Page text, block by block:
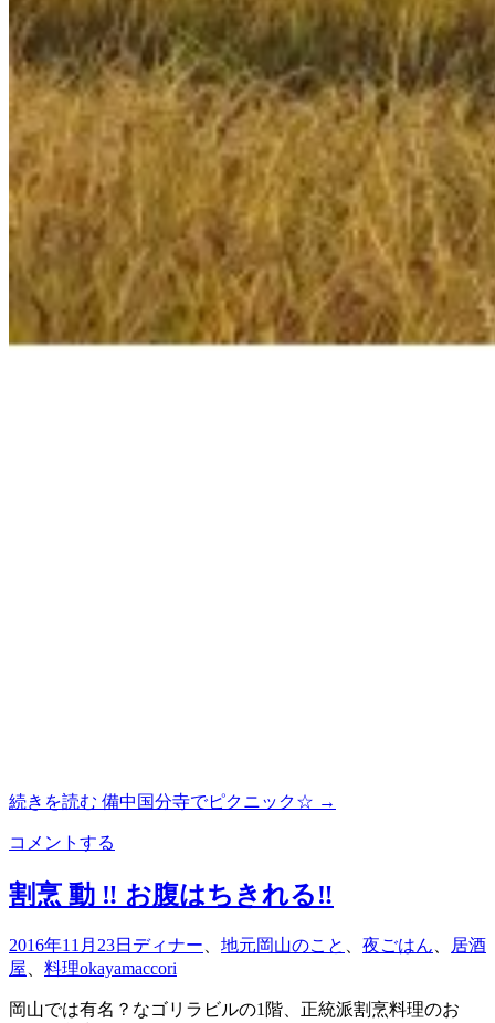
続きを読む 備中国分寺でピクニック☆ →
コメントする
割烹 動 ‼︎ お腹はちきれる‼︎
2016年11月23日 ディナー 地元岡山のこと 夜ごはん
居酒
屋
料理okayamaccori
岡山では有名？なゴリラビルの1階、正統派割烹料理のお